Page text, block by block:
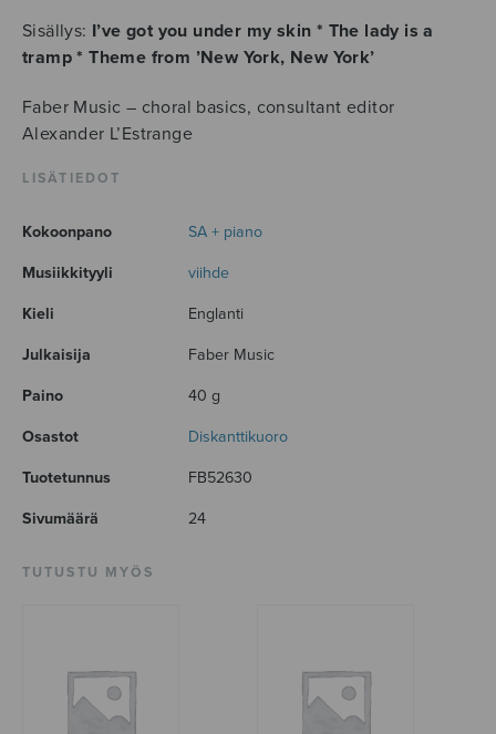
piano
määrä
Sisällys: I’ve got you under my skin * The lady is a
tramp * Theme from ’New York, New York’
Faber Music – choral basics, consultant editor
Alexander L’Estrange
LISÄTIEDOT
Kokoonpano SA + piano
Musiikkityyli viihde
Kieli Englanti
Julkaisija Faber Music
Paino 40 g
Osastot Diskanttikuoro
Tuotetunnus FB52630
Sivumäärä 24
TUTUSTU MYÖS